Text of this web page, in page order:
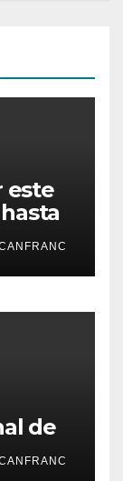
este
la
de